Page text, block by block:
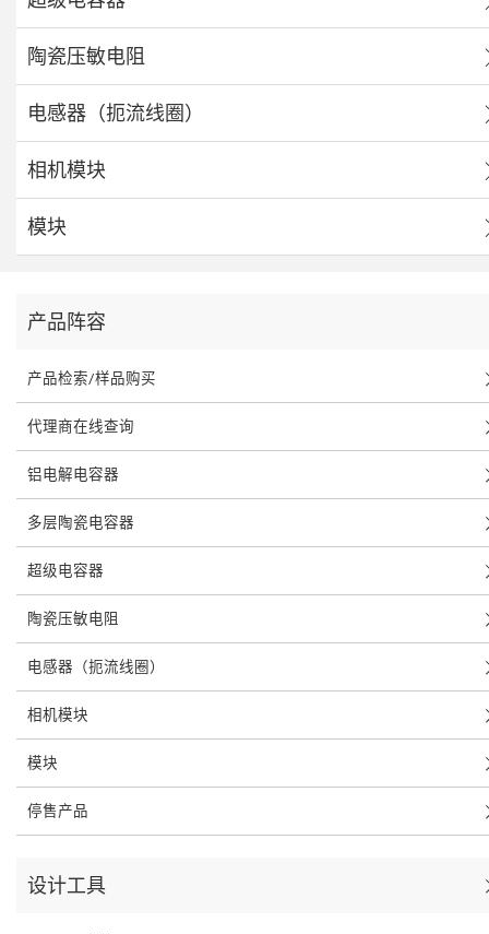
陶瓷压敏电阻
电感器（扼流线圈）
相机模块
模块
产品阵容
产品检索/样品购买
代理商在线查询
铝电解电容器
多层陶瓷电容器
超级电容器
陶瓷压敏电阻
电感器（扼流线圈）
相机模块
模块
停售产品
设计工具